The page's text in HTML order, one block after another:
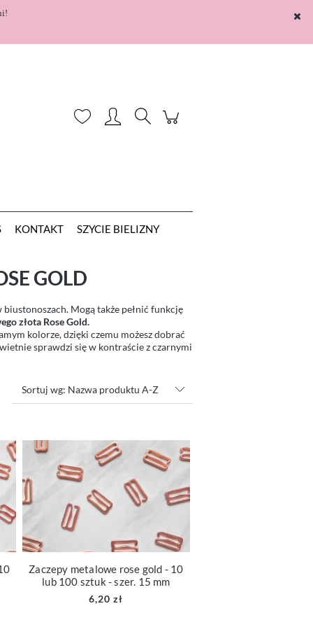
KONTAKT SZYCIE BIELIZNY
GOLD
Mogą także pełnić funkcję
złota Rose Gold.
kolorze, dzięki czemu możesz dobrać
sprawdzi się w kontraście z czarnymi
Sortuj wg: Nazwa produktu A-Z
Zaczepy metalowe rose gold - 10
lub 100 sztuk - szer. 15 mm
6,20 zł